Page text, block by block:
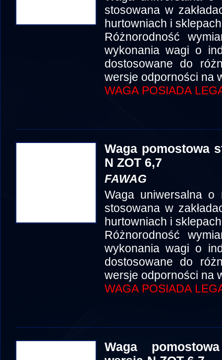
stosowana w
hurtowniach i
Różnorodność
wykonania wagi o
dostosowane do
wersje odporności na
WAGA POSIADA
Waga pomostowa
N ZOT 6,7
FAWAG
Waga uniwersalna
stosowana w
hurtowniach i
Różnorodność
wykonania wagi o
dostosowane do
wersje odporności na
WAGA POSIADA
Waga